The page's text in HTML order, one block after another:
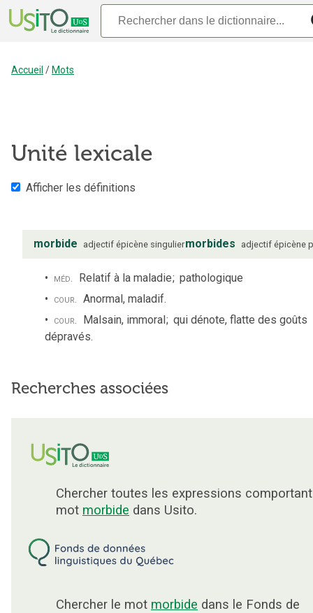
Accueil / Mots
Unité lexicale
Afficher les définitions
morbide adjectif épicène singuliermorbides adjectif épicène
méd. Relatif à la maladie; pathologique
cour. Anormal, maladif.
cour. Malsain, immoral; qui dénote, flatte des goûts
dépravés.
Recherches associées
Chercher toutes les expressions
mot morbide dans Usito.
Chercher le mot morbide dans le Fonds de